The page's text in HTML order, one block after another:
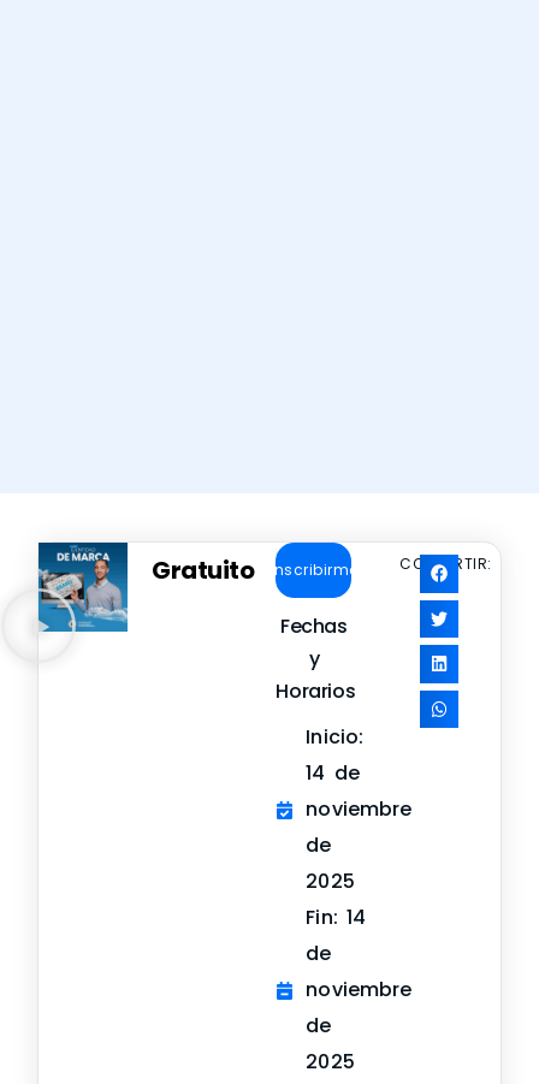
Gratuito Inscribirme
Fechas
y
Horarios
Inicio:
14 de
noviembre
de
2025
Fin: 14
de
noviembre
de
2025
COMPARTIR: